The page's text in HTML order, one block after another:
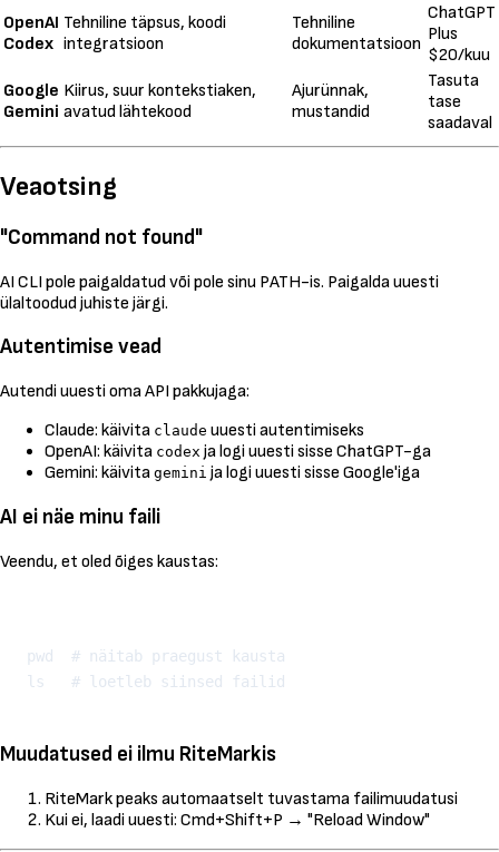
OpenAI
Codex
Tehniline täpsus, koodi
integratsioon
Tehniline
dokumentatsioon
ChatGPT
Plus
$20/kuu
Google
Gemini
Kiirus, suur kontekstiaken,
avatud lähtekood
Ajurünnak,
mustandid
Tasuta
tase
saadaval
Veaotsing
"Command not found"
AI CLI pole paigaldatud või pole sinu PATH-is. Paigalda uuesti
ülaltoodud juhiste järgi.
Autentimise vead
Autendi uuesti oma API pakkujaga:
Claude: käivita claude uuesti autentimiseks
OpenAI: käivita codex ja logi uuesti sisse ChatGPT-ga
Gemini: käivita gemini ja logi uuesti sisse Google'iga
AI ei näe minu faili
Veendu, et oled õiges kaustas:
pwd  # näitab praegust kausta
Muudatused ei ilmu RiteMarkis
RiteMark peaks automaatselt tuvastama failimuudatusi
Kui ei, laadi uuesti: Cmd+Shift+P → "Reload Window"